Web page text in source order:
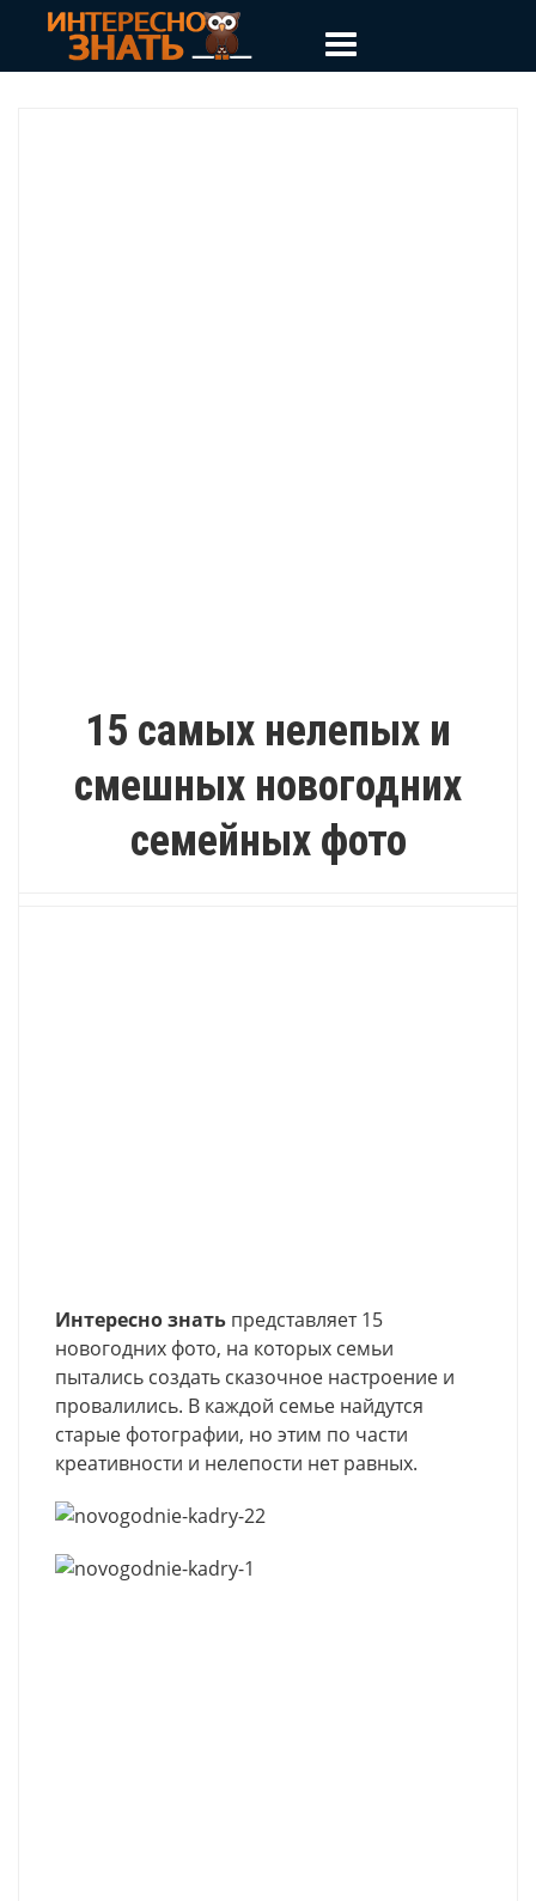
15 самых нелепых и
смешных новогодних
семейных фото
Интересно знать представляет 15
новогодних фото, на которых семьи
пытались создать сказочное настроение и
провалились. В каждой семье найдутся
старые фотографии, но этим по части
креативности и нелепости нет равных.